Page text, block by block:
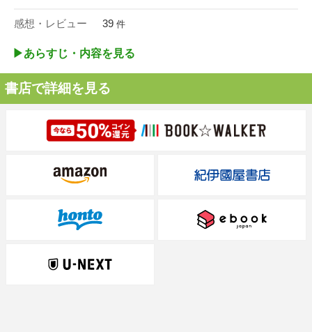
感想・レビュー 39 件
▶︎あらすじ・内容を見る
書店で詳細を見る